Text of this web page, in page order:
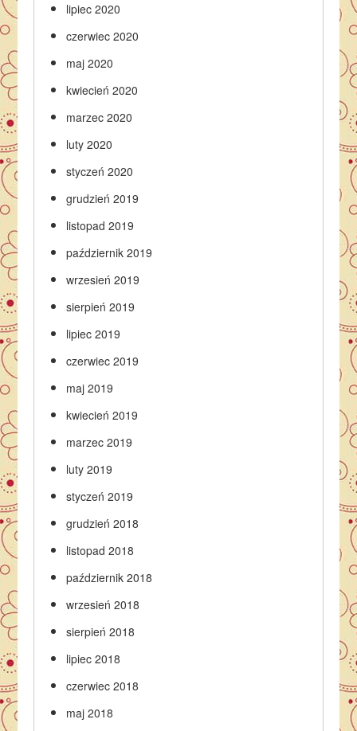
lipiec 2020
czerwiec 2020
maj 2020
kwiecień 2020
marzec 2020
luty 2020
styczeń 2020
grudzień 2019
listopad 2019
październik 2019
wrzesień 2019
sierpień 2019
lipiec 2019
czerwiec 2019
maj 2019
kwiecień 2019
marzec 2019
luty 2019
styczeń 2019
grudzień 2018
listopad 2018
październik 2018
wrzesień 2018
sierpień 2018
lipiec 2018
czerwiec 2018
maj 2018